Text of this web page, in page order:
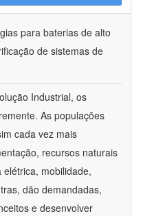
para baterias de alto
de sistemas de
Industrial, os
As populações
cada vez mais
recursos naturais
mobilidade,
dão demandadas,
e desenvolver